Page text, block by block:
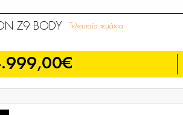
Z9 BODY Τελευταία τεμάχια